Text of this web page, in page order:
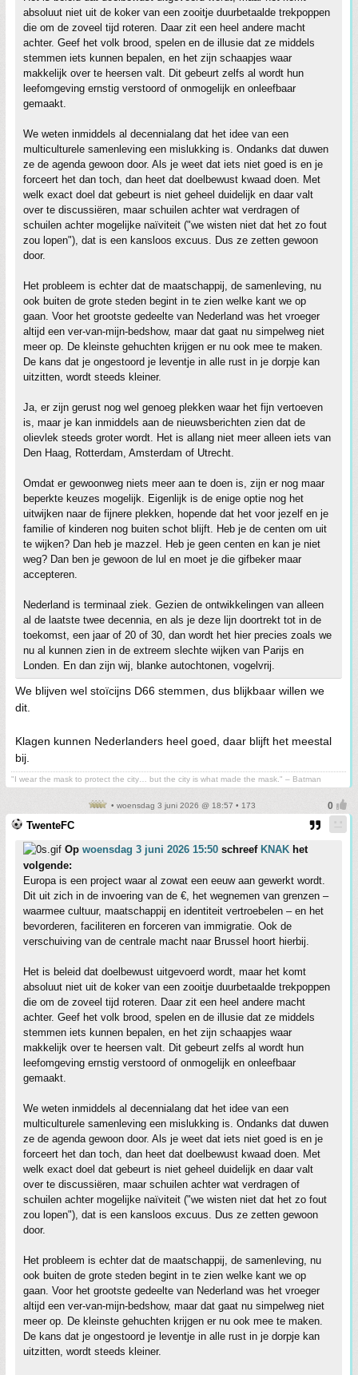
absoluut niet uit de koker van een zooitje duurbetaalde trekpoppen
die om de zoveel tijd roteren. Daar zit een heel andere macht
achter. Geef het volk brood, spelen en de illusie dat ze middels
stemmen iets kunnen bepalen, en het zijn schaapjes waar
makkelijk over te heersen valt. Dit gebeurt zelfs al wordt hun
leefomgeving ernstig verstoord of onmogelijk en onleefbaar
gemaakt.
We weten inmiddels al decennialang dat het idee van een
multiculturele samenleving een mislukking is. Ondanks dat duwen
ze de agenda gewoon door. Als je weet dat iets niet goed is en je
forceert het dan toch, dan heet dat doelbewust kwaad doen. Met
welk exact doel dat gebeurt is niet geheel duidelijk en daar valt
over te discussiëren, maar schuilen achter wat verdragen of
schuilen achter mogelijke naïviteit ("we wisten niet dat het zo fout
zou lopen"), dat is een kansloos excuus. Dus ze zetten gewoon
door.
Het probleem is echter dat de maatschappij, de samenleving, nu
ook buiten de grote steden begint in te zien welke kant we op
gaan. Voor het grootste gedeelte van Nederland was het vroeger
altijd een ver-van-mijn-bedshow, maar dat gaat nu simpelweg niet
meer op. De kleinste gehuchten krijgen er nu ook mee te maken.
De kans dat je ongestoord je leventje in alle rust in je dorpje kan
uitzitten, wordt steeds kleiner.
Ja, er zijn gerust nog wel genoeg plekken waar het fijn vertoeven
is, maar je kan inmiddels aan de nieuwsberichten zien dat de
olievlek steeds groter wordt. Het is allang niet meer alleen iets van
Den Haag, Rotterdam, Amsterdam of Utrecht.
Omdat er gewoonweg niets meer aan te doen is, zijn er nog maar
beperkte keuzes mogelijk. Eigenlijk is de enige optie nog het
uitwijken naar de fijnere plekken, hopende dat het voor jezelf en je
familie of kinderen nog buiten schot blijft. Heb je de centen om uit
te wijken? Dan heb je mazzel. Heb je geen centen en kan je niet
weg? Dan ben je gewoon de lul en moet je die gifbeker maar
accepteren.
Nederland is terminaal ziek. Gezien de ontwikkelingen van alleen
al de laatste twee decennia, en als je deze lijn doortrekt tot in de
toekomst, een jaar of 20 of 30, dan wordt het hier precies zoals we
nu al kunnen zien in de extreem slechte wijken van Parijs en
Londen. En dan zijn wij, blanke autochtonen, vogelvrij.
We blijven wel stoïcijns D66 stemmen, dus blijkbaar willen we
dit.
Klagen kunnen Nederlanders heel goed, daar blijft het meestal
bij.
"I wear the mask to protect the city… but the city is what made the mask." – Batman
• woensdag 3 juni 2026 @ 18:57 • 173
TwenteFC
Op woensdag 3 juni 2026 15:50 schreef KNAK het
volgende:
Europa is een project waar al zowat een eeuw aan gewerkt wordt.
Dit uit zich in de invoering van de €, het wegnemen van grenzen –
waarmee cultuur, maatschappij en identiteit vertroebelen – en het
bevorderen, faciliteren en forceren van immigratie. Ook de
verschuiving van de centrale macht naar Brussel hoort hierbij.
Het is beleid dat doelbewust uitgevoerd wordt, maar het komt
absoluut niet uit de koker van een zooitje duurbetaalde trekpoppen
die om de zoveel tijd roteren. Daar zit een heel andere macht
achter. Geef het volk brood, spelen en de illusie dat ze middels
stemmen iets kunnen bepalen, en het zijn schaapjes waar
makkelijk over te heersen valt. Dit gebeurt zelfs al wordt hun
leefomgeving ernstig verstoord of onmogelijk en onleefbaar
gemaakt.
We weten inmiddels al decennialang dat het idee van een
multiculturele samenleving een mislukking is. Ondanks dat duwen
ze de agenda gewoon door. Als je weet dat iets niet goed is en je
forceert het dan toch, dan heet dat doelbewust kwaad doen. Met
welk exact doel dat gebeurt is niet geheel duidelijk en daar valt
over te discussiëren, maar schuilen achter wat verdragen of
schuilen achter mogelijke naïviteit ("we wisten niet dat het zo fout
zou lopen"), dat is een kansloos excuus. Dus ze zetten gewoon
door.
Het probleem is echter dat de maatschappij, de samenleving, nu
ook buiten de grote steden begint in te zien welke kant we op
gaan. Voor het grootste gedeelte van Nederland was het vroeger
altijd een ver-van-mijn-bedshow, maar dat gaat nu simpelweg niet
meer op. De kleinste gehuchten krijgen er nu ook mee te maken.
De kans dat je ongestoord je leventje in alle rust in je dorpje kan
uitzitten, wordt steeds kleiner.